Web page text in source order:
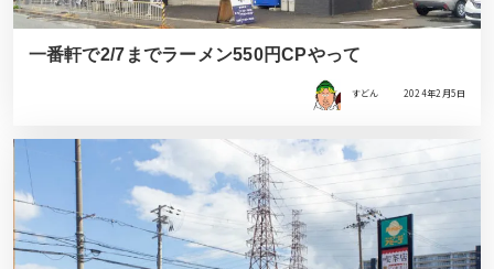
一番軒で2/7までラーメン550円CPやって
すどん 2024年2月5日